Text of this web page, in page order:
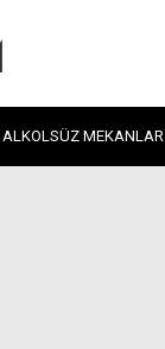
ALKOLSÜZ MEKANLAR